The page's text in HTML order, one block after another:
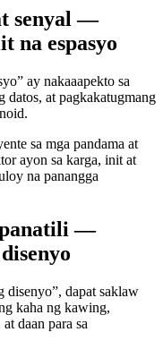
senyal —
na espasyo
ay nakaaapekto sa
datos, at pagkakatugmang
sa mga pandama at
ayon sa karga, init at
na panangga
—
disenyo”, dapat saklaw
kaha ng kawing,
daan para sa